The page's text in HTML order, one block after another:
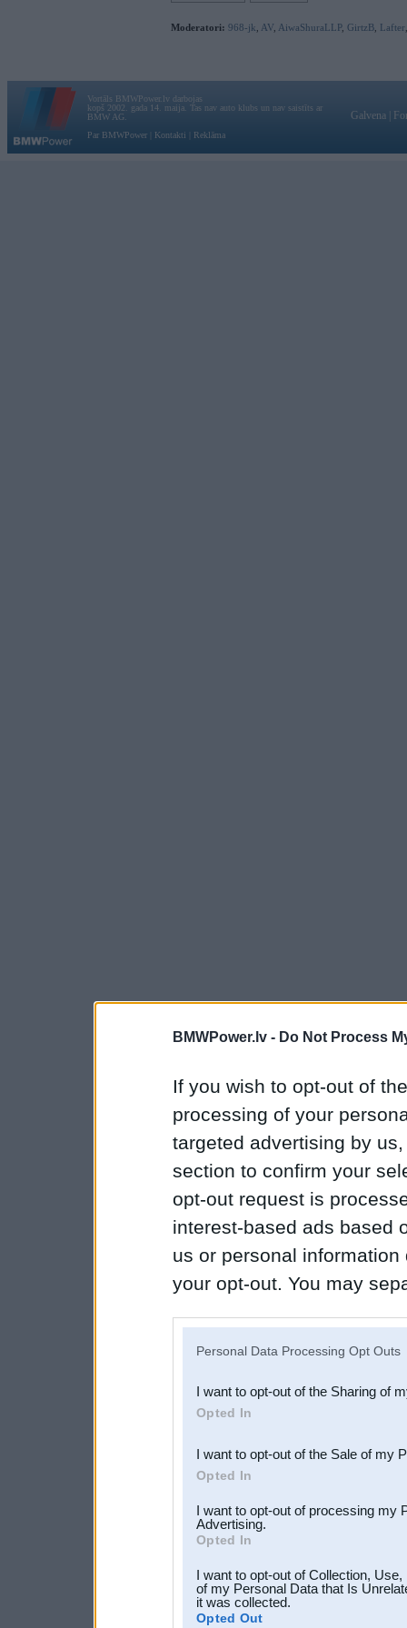
BMWPower.lv - Do Not Process
If you wish to opt-out of
processing of your
targeted advertising by
section to confirm your
opt-out request is
interest-based ads based
us or personal
your opt-out. You may
Downstream Participants
third parties.
Personal Data Processing Opt Outs
I want to opt-out of the Sharing of
Opted In
I want to opt-out of the Sale of my
Opted In
I want to opt-out of processing my
Advertising.
Opted In
I want to opt-out of Collection,
of my Personal Data that Is
it was collected.
Opted Out
Moderatori: 968-jk AV AiwaShuraLLP, GirtzB Lafter
Vortāls BMWPower.lv darbojas
kopš 2002. gada 14. maija. Tas nav auto klubs un nav saistīts ar
BMW AG.
Par BMWPower
Kontakti Reklāma
Galvena